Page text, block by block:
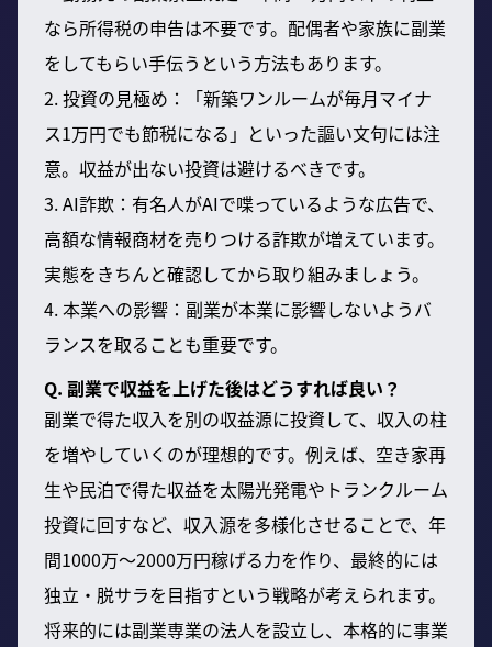
なら所得税の申告は不要です。配偶者や家族に副業
をしてもらい手伝うという方法もあります。
2. 投資の見極め：「新築ワンルームが毎月マイナ
ス1万円でも節税になる」といった謳い文句には注
意。収益が出ない投資は避けるべきです。
3. AI詐欺：有名人がAIで喋っているような広告で、
高額な情報商材を売りつける詐欺が増えています。
実態をきちんと確認してから取り組みましょう。
4. 本業への影響：副業が本業に影響しないようバ
ランスを取ることも重要です。
Q. 副業で収益を上げた後はどうすれば良い？
副業で得た収入を別の収益源に投資して、収入の柱
を増やしていくのが理想的です。例えば、空き家再
生や民泊で得た収益を太陽光発電やトランクルーム
投資に回すなど、収入源を多様化させることで、年
間1000万〜2000万円稼げる力を作り、最終的には
独立・脱サラを目指すという戦略が考えられます。
将来的には副業専業の法人を設立し、本格的に事業